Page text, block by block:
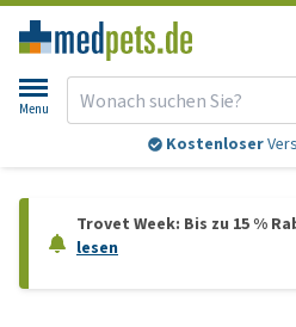
Menu
Kostenloser
Trovet Week: Bis zu 15 %
lesen